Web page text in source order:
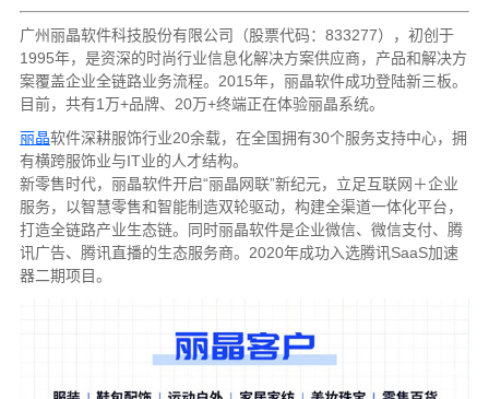
广州丽晶软件科技股份有限公司（股票代码：833277），初创于
1995年，是资深的时尚行业信息化解决方案供应商，产品和解决方
案覆盖企业全链路业务流程。2015年，丽晶软件成功登陆新三板。
目前，共有1万+品牌、20万+终端正在体验丽晶系统。
丽晶软件深耕服饰行业20余载，在全国拥有30个服务支持中心，拥
有横跨服饰业与IT业的人才结构。
新零售时代，丽晶软件开启“丽晶网联”新纪元，立足互联网＋企业
服务，以智慧零售和智能制造双轮驱动，构建全渠道一体化平台，
打造全链路产业生态链。同时丽晶软件是企业微信、微信支付、腾
讯广告、腾讯直播的生态服务商。2020年成功入选腾讯SaaS加速
器二期项目。